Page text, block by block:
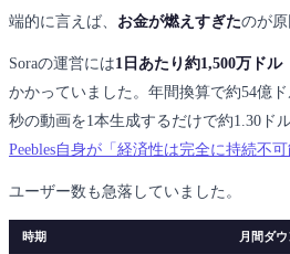
端的に言えば、 お金が燃えすぎたのが原
Soraの運営には1日あたり約1,500万ドル
かかっていました。年間換算で約54億
秒の動画を1本生成するだけで約1.30ドル
Peebles自身が「経済性は完全に持続不
ユーザー数も急落していました。
時期 月間ダ